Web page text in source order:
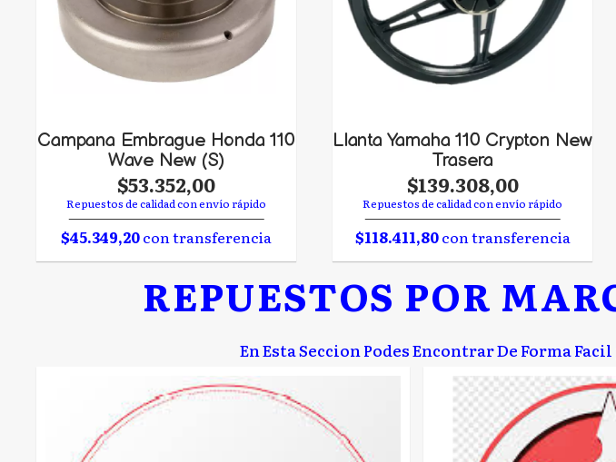
Campana Embrague Honda 110
Wave New (S)
$53.352,00
Repuestos de calidad con envío rápido
$45.349,20con transferencia
Llanta Yamaha 110 Crypton New
Trasera
$139.308,00
Repuestos de calidad con envío rápido
$118.411,80con transferencia
REPUESTOS POR
En Esta Seccion Podes Encontrar De Forma